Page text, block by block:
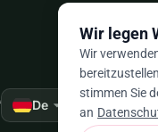
De arrow_drop_down ★★★★★
Wir legen
Wir
stimmen Sie
an